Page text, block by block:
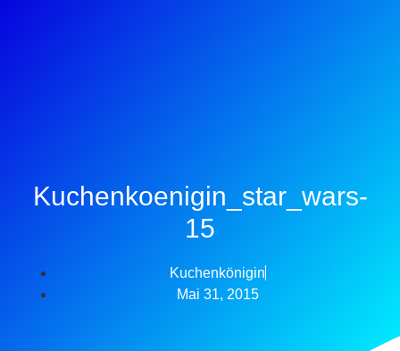
Kuchenkoenigin_star_wars-
15
Kuchenkönigin
Mai 31, 2015